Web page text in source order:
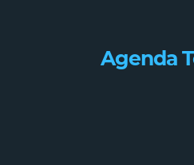
Agenda